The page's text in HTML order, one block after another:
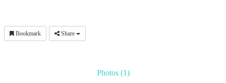
Bookmark Share
Photos (1)